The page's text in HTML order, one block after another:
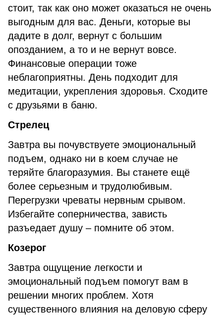
стоит, так как оно может оказаться не очень
выгодным для вас. Деньги, которые вы
дадите в долг, вернут с большим
опозданием, а то и не вернут вовсе.
Финансовые операции тоже
неблагоприятны. День подходит для
медитации, укрепления здоровья. Сходите
с друзьями в баню.
Стрелец
Завтра вы почувствуете эмоциональный
подъем, однако ни в коем случае не
теряйте благоразумия. Вы станете ещё
более серьезным и трудолюбивым.
Перегрузки чреваты нервным срывом.
Избегайте соперничества, зависть
разъедает душу – помните об этом.
Козерог
Завтра ощущение легкости и
эмоциональный подъем помогут вам в
решении многих проблем. Хотя
существенного влияния на деловую сферу